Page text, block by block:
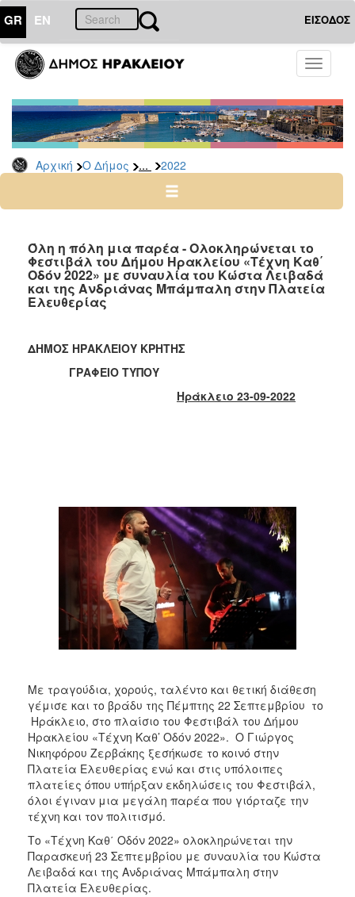
GR EN ΕΙΣΟΔΟΣ
Toggle
Αρχική Ο Δήμος ... 2022
ΔΗΜΟΣ
Δελτία
Τύπου
Αρχείο
2026
2024
2022
2021
2020
2018
2017
2010
2006
ΠΟΛΙΤΙΣΜΟΣ
ΑΝΘΕΚΤΙΚΗ
ΠΟΛΗ
Όλη η πόλη μια παρέα - Ολοκληρώνεται το
Φεστιβάλ του Δήμου Ηρακλείου «Τέχνη Καθ΄
Οδόν 2022» με συναυλία του Κώστα Λειβαδά
και της Ανδριάνας Μπάμπαλη στην Πλατεία
Ελευθερίας
ΔΗΜΟΣ ΗΡΑΚΛΕΙΟΥ ΚΡΗΤΗΣ
ΓΡΑΦΕΙΟ ΤΥΠΟΥ
Ηράκλειο 23-09-2022
Με τραγούδια, χορούς, ταλέντο και θετική διάθεση
γέμισε και το βράδυ της Πέμπτης 22 Σεπτεμβρίου το
Ηράκλειο, στο πλαίσιο του Φεστιβάλ του Δήμου
Ηρακλείου «Τέχνη Καθ’ Οδόν 2022». Ο Γιώργος
Νικηφόρου Ζερβάκης ξεσήκωσε το κοινό στην
Πλατεία Ελευθερίας ενώ και στις υπόλοιπες
πλατείες όπου υπήρξαν εκδηλώσεις του Φεστιβάλ,
όλοι έγιναν μια μεγάλη παρέα που γιόρταζε την
τέχνη και τον πολιτισμό.
Το «Τέχνη Καθ΄ Οδόν 2022» ολοκληρώνεται την
Παρασκευή 23 Σεπτεμβρίου με συναυλία του Κώστα
Λειβαδά και της Ανδριάνας Μπάμπαλη στην
Πλατεία Ελευθερίας.